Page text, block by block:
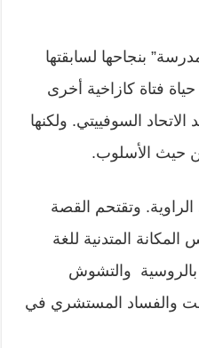
بنجاحها لسابقتها
فتاة كازاخية أخرى
السوفييتي. ولكنها
حيث الأسلوب.
وتقتحم القصة
المتدنية للغة
بالروسية والتشوش
والفساد المستشري في